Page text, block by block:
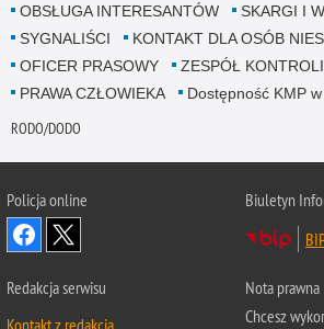
OBSŁUGA INTERESANTÓW
SKARGI I
SYGNALIŚCI
KONTAKT DLA OSÓB
OFICER PRASOWY
ZESPÓŁ KONTROLI
PRAWA CZŁOWIEKA
Dostępność KMP w
RODO/DODO
Policja online
Biuletyn
Redakcja serwisu
Kontakt z redakcją
Nota prawna
Chcesz